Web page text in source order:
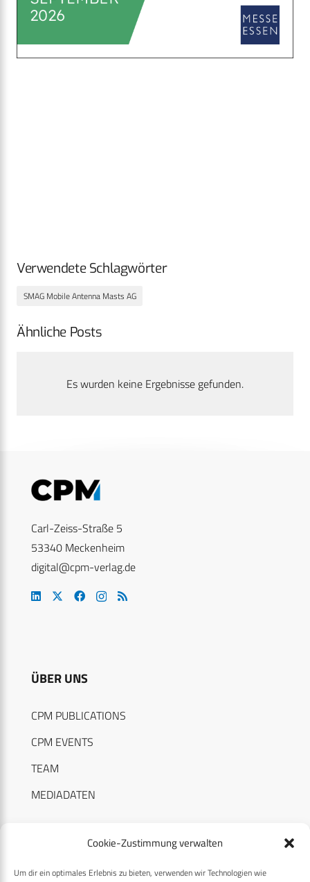
Cookie-Zustimmung verwalten
Um dir ein optimales Erlebnis zu bieten, verwenden wir Technologien wie
Verwendete Schlagwörter
SMAG Mobile Antenna Masts AG
Ähnliche Posts
Es wurden keine Ergebnisse gefunden.
Carl-Zeiss-Straße 5
53340 Meckenheim
digital@cpm-verlag.de
ÜBER UNS
CPM PUBLICATIONS
CPM EVENTS
TEAM
MEDIADATEN